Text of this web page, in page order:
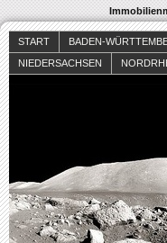
START BADEN-
NIEDERSACHSEN